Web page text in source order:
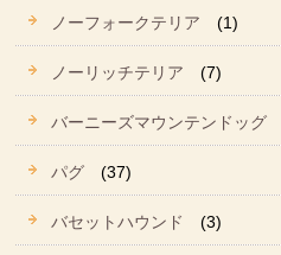
ノーフォークテリア (1)
ノーリッチテリア (7)
バーニーズマウンテンドッグ
パグ (37)
バセットハウンド (3)